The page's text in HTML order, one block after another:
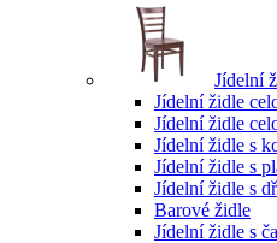
Jídelní
Jídelní židle
Jídelní židle
Jídelní židle s
Jídelní židle s
Jídelní židle s
Barové židle
Jídelní židle s